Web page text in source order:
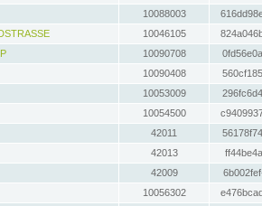
10088003
10046105
10090708
10090408
10053009
10054500
42011
42013
42009
10056302